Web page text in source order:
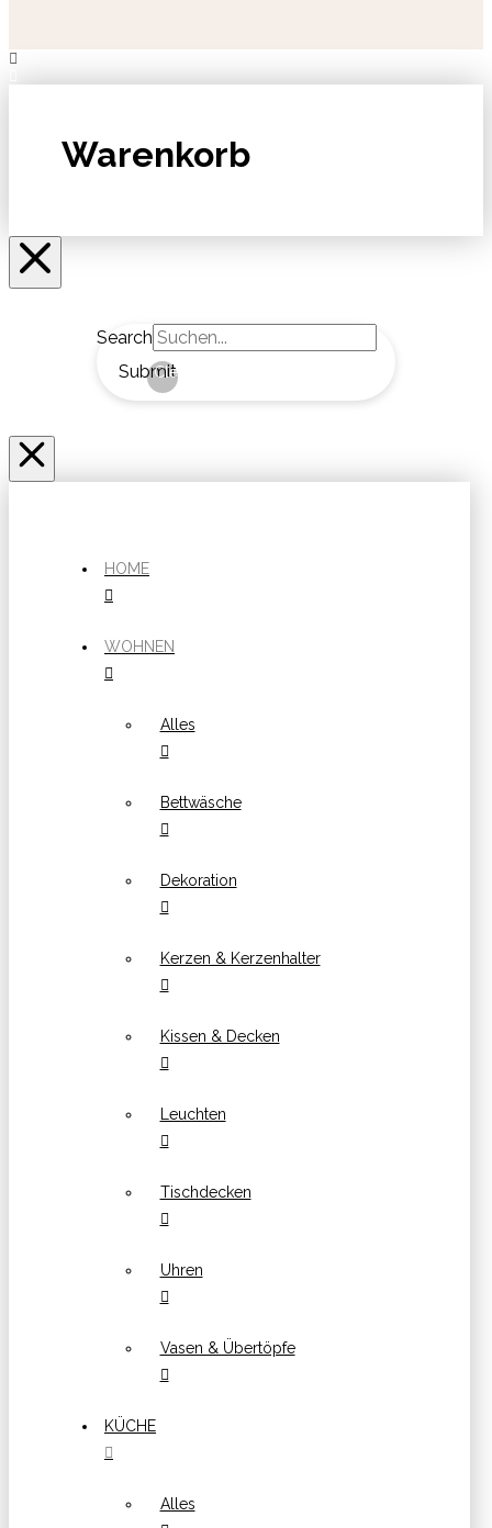
Warenkorb
Search
Submit
Clear
HOME
WOHNEN
Alles
Bettwäsche
Dekoration
Kerzen & Kerzenhalter
Kissen & Decken
Leuchten
Tischdecken
Uhren
Vasen & Übertöpfe
KÜCHE
Alles